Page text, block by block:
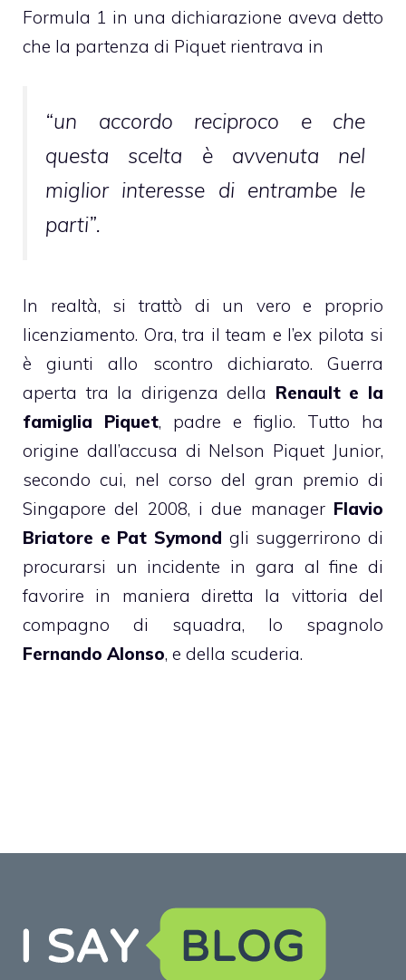
Formula 1 in una dichiarazione aveva detto
che la partenza di Piquet rientrava in
“un accordo reciproco e che
questa scelta è avvenuta nel
miglior interesse di entrambe le
parti”.
In realtà, si trattò di un vero e proprio
licenziamento. Ora, tra il team e l’ex pilota si
è giunti allo scontro dichiarato. Guerra
aperta tra la dirigenza della Renault e la
famiglia Piquet, padre e figlio. Tutto ha
origine dall’accusa di Nelson Piquet Junior,
secondo cui, nel corso del gran premio di
Singapore del 2008, i due manager Flavio
Briatore e Pat Symond gli suggerrirono di
procurarsi un incidente in gara al fine di
favorire in maniera diretta la vittoria del
compagno di squadra, lo spagnolo
Fernando Alonso, e della scuderia.